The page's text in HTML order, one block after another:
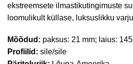
ekstreemsete ilmastikutingimuste
loomulikult küllase, luksuslikku
Mõõdud: paksus: 21 mm; laius:
Profiilid: sile/sile